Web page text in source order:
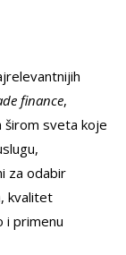
finance,
širom sveta koje
za odabir
kvalitet
i primenu